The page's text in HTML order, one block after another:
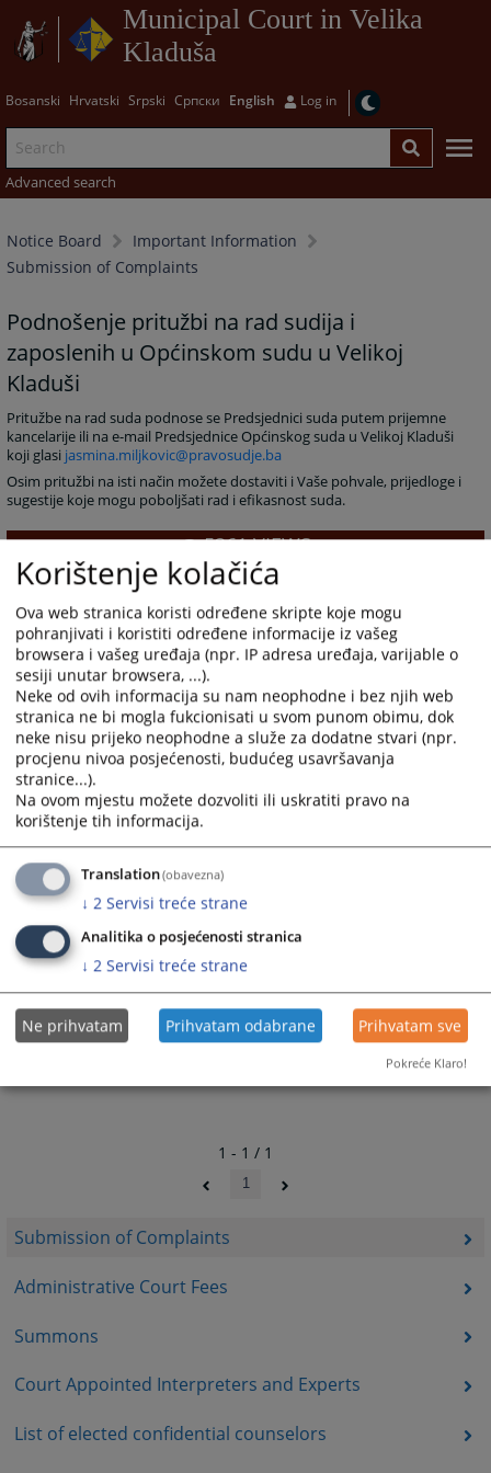
Municipal Court in Velika
Kladuša
Bosanski Hrvatski Srpski Српски English Log in
Advanced search
Notice Board
Important Information
Submission of Complaints
Submission of Complaints
Administrative Court Fees
Summons
Court Appointed Interpreters and Experts
List of elected confidential counselors
Podnošenje pritužbi na rad sudija i
zaposlenih u Općinskom sudu u Velikoj
Kladuši
Pritužbe na rad suda podnose se Predsjednici suda putem prijemne
kancelarije ili na e-mail Predsjednice Općinskog suda u Velikoj Kladuši
koji glasi jasmina.miljkovic@pravosudje.ba
Osim pritužbi na isti način možete dostaviti i Vaše pohvale, prijedloge i
sugestije koje mogu poboljšati rad i efikasnost suda.
5361VIEWS
1 - 1 / 1
1
Korištenje kolačića
Ova web stranica koristi određene skripte koje mogu
pohranjivati i koristiti određene informacije iz vašeg
browsera i vašeg uređaja (npr. IP adresa uređaja, varijable o
sesiji unutar browsera, ...).
Neke od ovih informacija su nam neophodne i bez njih web
stranica ne bi mogla fukcionisati u svom punom obimu, dok
neke nisu prijeko neophodne a služe za dodatne stvari (npr.
procjenu nivoa posjećenosti, budućeg usavršavanja
stranice...).
Na ovom mjestu možete dozvoliti ili uskratiti pravo na
korištenje tih informacija.
Translation(obavezna)
↓ 2 Servisi treće strane
Analitika o posjećenosti stranica
↓ 2 Servisi treće strane
Ne prihvatam Prihvatam odabrane Prihvatam sve
Pokreće Klaro!